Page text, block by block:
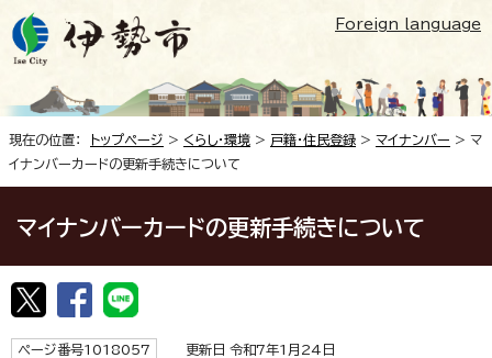
Foreign language
現在の位置： トップページ > くらし・環境 > 戸籍・住民登録 > マイナンバー > マ
イナンバーカードの更新手続きについて
マイナンバーカードの更新手続きについて
ページ番号1018057 更新日 令和7年1月24日